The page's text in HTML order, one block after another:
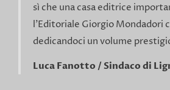
sì che una casa editrice
l’Editoriale Giorgio Mondadori
dedicandoci un volume
Luca Fanotto / Sindaco di